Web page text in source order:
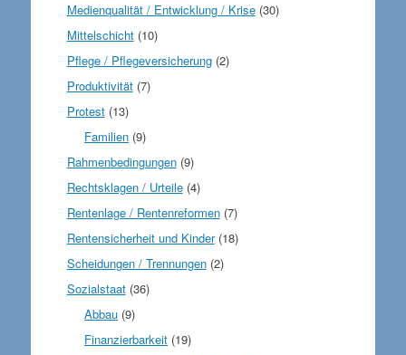
Medienqualität / Entwicklung / Krise(30)
Mittelschicht(10)
Pflege / Pflegeversicherung(2)
Produktivität(7)
Protest(13)
Familien (9)
Rahmenbedingungen(9)
Rechtsklagen / Urteile(4)
Rentenlage / Rentenreformen(7)
Rentensicherheit und Kinder(18)
Scheidungen / Trennungen(2)
Sozialstaat(36)
Abbau (9)
Finanzierbarkeit (19)